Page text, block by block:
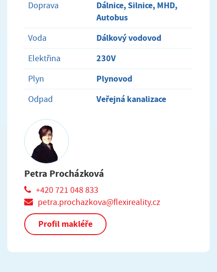
Doprava
Dálnice, Silnice, MHD,
Autobus
Voda Dálkový vodovod
Elektřina 230V
Plyn Plynovod
Odpad Veřejná kanalizace
Petra Procházková
+420 721 048 833
petra.prochazkova@flexireality.cz
Profil makléře